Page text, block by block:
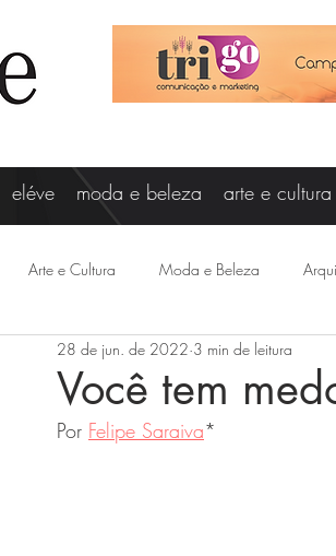
eléve moda e beleza arte e cultura
Arte e Cultura Moda e Beleza
Vagner Oliveira Lizi Ricco Vanessa Campos
Gabi Minussi
Você tem
28 de jun. de 2022 3 min de leitura
Por Felipe Saraiva*